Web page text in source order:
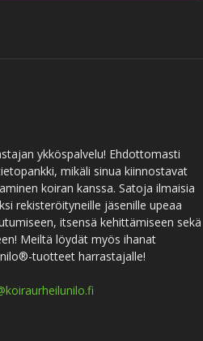
ykköspalvelu! Ehdottomasti
mikäli sinua kiinnostavat
koiran kanssa. Satoja ilmaisia
rekisteröityneille jäsenille upeaa
itsensä kehittämiseen sekä
Meiltä löydät myös ihanat
tuotteet harrastajalle!